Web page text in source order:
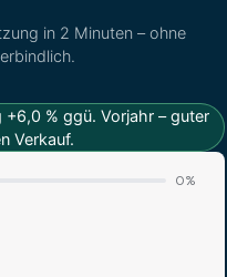
in 2 Minuten – ohne
% ggü. Vorjahr – guter
Verkauf.